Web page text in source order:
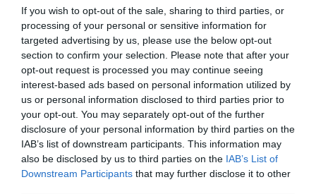
If you wish to opt-out of the sale, sharing to third parties, or
processing of your personal or sensitive information for
targeted advertising by us, please use the below opt-out
section to confirm your selection. Please note that after your
opt-out request is processed you may continue seeing
interest-based ads based on personal information utilized by
us or personal information disclosed to third parties prior to
your opt-out. You may separately opt-out of the further
disclosure of your personal information by third parties on the
IAB’s list of downstream participants. This information may
also be disclosed by us to third parties on the IAB’s List of
Downstream Participants that may further disclose it to other
Στην Ελλάδα ο 19χρονος Έλληνας ναυτικός του st Nicolas